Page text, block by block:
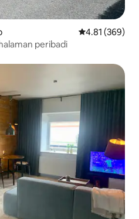
Penarafan
4.81 (369)
peribadi